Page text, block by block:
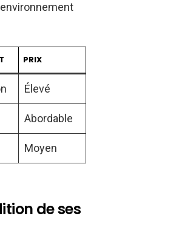
PRIX
Élevé
Abordable
Moyen
de ses